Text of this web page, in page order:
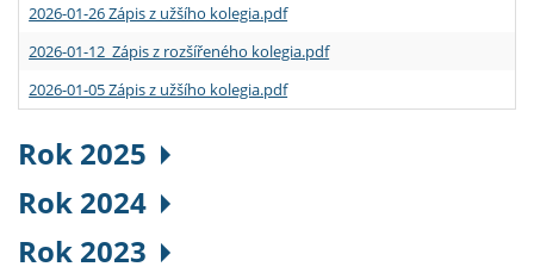
2026-01-26 Zápis z užšího kolegia.pdf
2026-01-12 Zápis z rozšířeného kolegia.pdf
2026-01-05 Zápis z užšího kolegia.pdf
Rok 2025
Rok 2024
Rok 2023